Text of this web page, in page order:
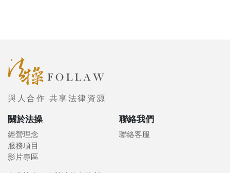
與人合作 共享法律資源
關於法操
經營理念
服務項目
影片專區
聯絡我們
聯絡客服